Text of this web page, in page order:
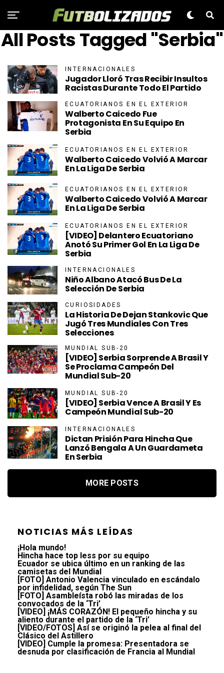
All Posts Tagged "Serbia"
INTERNACIONALES
Jugador Lloró Tras Recibir Insultos
Racistas Durante Todo El Partido
ECUATORIANOS EN EL EXTERIOR
Walberto Caicedo Fue
Protagonista En Su Equipo En
Serbia
ECUATORIANOS EN EL EXTERIOR
Walberto Caicedo Volvió A Marcar
En La Liga De Serbia
ECUATORIANOS EN EL EXTERIOR
Walberto Caicedo Volvió A Marcar
En La Liga De Serbia
ECUATORIANOS EN EL EXTERIOR
[VIDEO] Delantero Ecuatoriano
Anotó Su Primer Gol En La Liga De
Serbia
INTERNACIONALES
Niño Albano Atacó Bus De La
Selección De Serbia
CURIOSIDADES
La Historia De Dejan Stankovic Que
Jugó Tres Mundiales Con Tres
Selecciones
MUNDIAL SUB-20
[VIDEO] Serbia Sorprende A Brasil Y
Se Proclama Campeón Del
Mundial Sub-20
MUNDIAL SUB-20
[VIDEO] Serbia Vence A Brasil Y Es
Campeón Mundial Sub-20
INTERNACIONALES
Dictan Prisión Para Hincha Que
Lanzó Bengala A Un Guardameta
En Serbia
MORE POSTS
NOTICIAS MÁS LEÍDAS
¡Hola mundo!
Hincha hace top less por su equipo
Ecuador se ubica último en un ranking de las
camisetas del Mundial
[FOTO] Antonio Valencia vinculado en escándalo
por infidelidad, según The Sun
[FOTO] Asambleísta robó las miradas de los
convocados de la ‘Tri’
[VIDEO] ¡MÁS CORAZÓN! El pequeño hincha y su
aliento durante el partido de la ‘Tri’
[VIDEO/FOTOS] Así se originó la pelea al final del
Clásico del Astillero
[VIDEO] Cumple la promesa: Presentadora se
desnuda por clasificación de Francia al Mundial